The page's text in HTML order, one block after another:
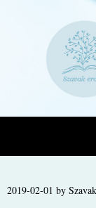
2019-02-01 by